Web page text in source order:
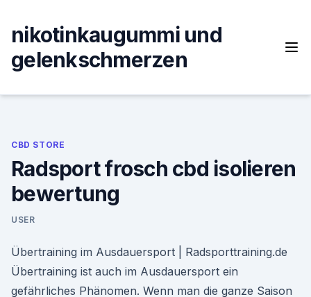
content
nikotinkaugummi und
gelenkschmerzen
CBD STORE
Radsport frosch cbd isolieren
bewertung
USER
Übertraining im Ausdauersport | Radsporttraining.de
Übertraining ist auch im Ausdauersport ein
gefährliches Phänomen. Wenn man die ganze Saison